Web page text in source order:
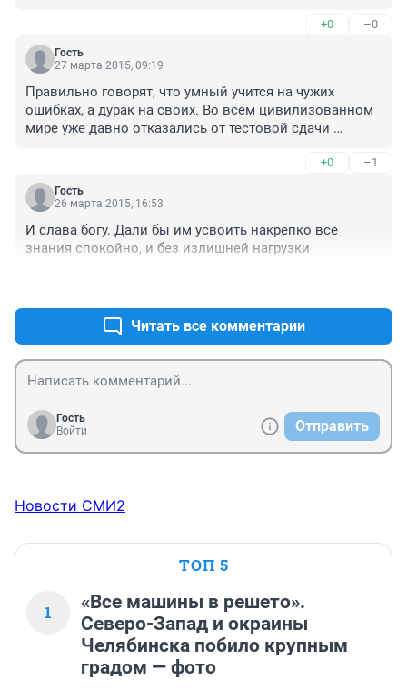
исключение из изучения такой дисциплины как
астрономия и др. На что это всё направлено?!
+0 –0
Гость
27 марта 2015, 09:19
Правильно говорят, что умный учится на чужих
ошибках, а дурак на своих. Во всем цивилизованном
мире уже давно отказались от тестовой сдачи
линию. Пожалейте детей. Они с этим ЭГЭ умнее не
становятся. Лучше побольше часов выделяли на
закрепление основного материала.
+0 –1
Гость
26 марта 2015, 16:53
И слава богу. Дали бы им усвоить накрепко все
знания спокойно, и без излишней нагрузки
Читать все комментарии
Гость
Войти
Отправить
Новости СМИ2
ТОП 5
1
«Все машины в решето».
Северо-Запад и окраины
Челябинска побило крупным
градом — фото